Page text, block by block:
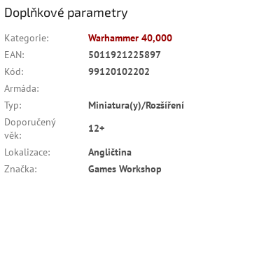
Doplňkové parametry
Kategorie:
Warhammer 40,000
EAN:
5011921225897
Kód:
99120102202
Armáda:
Typ:
Miniatura(y)/Rozšíření
Doporučený
věk:
12+
Lokalizace:
Angličtina
Značka: Games Workshop